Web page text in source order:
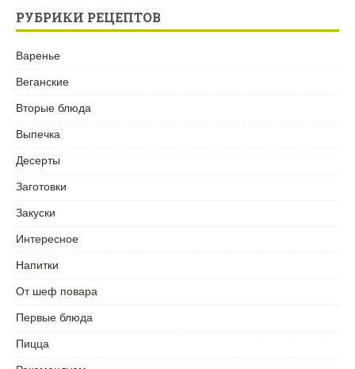
РУБРИКИ РЕЦЕПТОВ
Варенье
Веганские
Вторые блюда
Выпечка
Десерты
Заготовки
Закуски
Интересное
Напитки
От шеф повара
Первые блюда
Пицца